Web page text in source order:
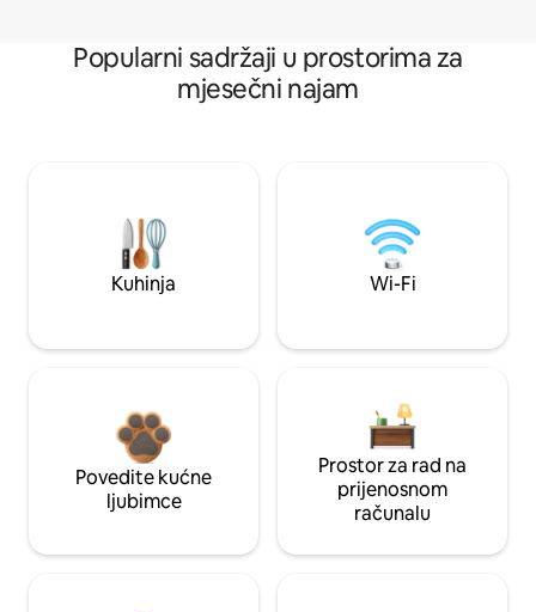
Popularni sadržaji u prostorima za
mjesečni najam
Kuhinja Wi-Fi
Povedite kućne
ljubimce
Prostor za rad na
prijenosnom
računalu